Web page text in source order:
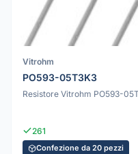
Vitrohm
PO593-05T3K3
Resistore Vitrohm PO593-
261
Confezione da 20 pezzi